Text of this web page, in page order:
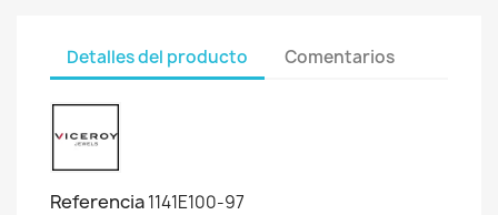
Detalles del producto Comentarios
Referencia1141E100-97